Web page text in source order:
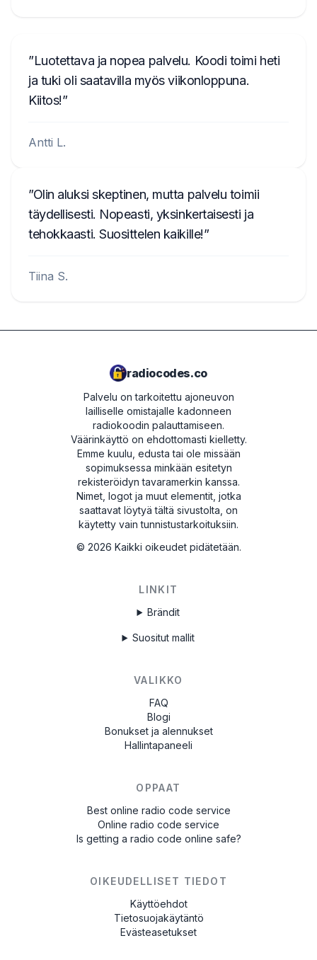
Luotettava ja nopea palvelu. Koodi toimi heti
ja tuki oli saatavilla myös viikonloppuna.
Kiitos!
Antti L.
Olin aluksi skeptinen, mutta palvelu toimii
täydellisesti. Nopeasti, yksinkertaisesti ja
tehokkaasti. Suosittelen kaikille!
Tiina S.
radiocodes.co
Palvelu on tarkoitettu ajoneuvon
lailliselle omistajalle kadonneen
radiokoodin palauttamiseen.
Väärinkäyttö on ehdottomasti kielletty.
Emme kuulu, edusta tai ole missään
sopimuksessa minkään esitetyn
rekisteröidyn tavaramerkin kanssa.
Nimet, logot ja muut elementit, jotka
saattavat löytyä tältä sivustolta, on
käytetty vain tunnistustarkoituksiin.
© 2026 Kaikki oikeudet pidätetään.
LINKIT
Brändit
Suositut mallit
VALIKKO
FAQ
Blogi
Bonukset ja alennukset
Hallintapaneeli
OPPAAT
Best online radio code service
Online radio code service
Is getting a radio code online safe?
OIKEUDELLISET TIEDOT
Käyttöehdot
Tietosuojakäytäntö
Evästeasetukset